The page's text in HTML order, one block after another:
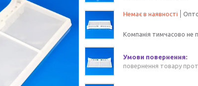
Немає в наявності
Компанія тимчасово не
повернення товару